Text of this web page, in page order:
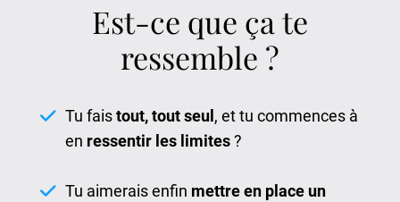
Est-ce que ça te
ressemble ?
Tu faistout, tout seul , et tu commences à
en ressentir les limites?
Tu aimerais enfin mettre en place un